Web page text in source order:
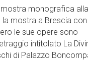
mostra monografica alla
la mostra a Brescia con
le sue opere sono
intitolato La
di Palazzo